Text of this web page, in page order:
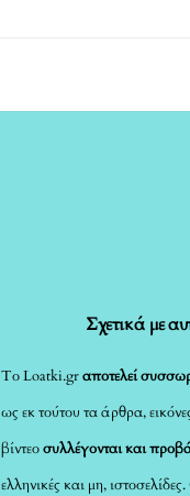
Σχετικά με
Το Loatki.grαποτελεί
ως εκ τούτου τα άρθρα,
βίντεοσυλλέγονται και
ελληνικές και μη,